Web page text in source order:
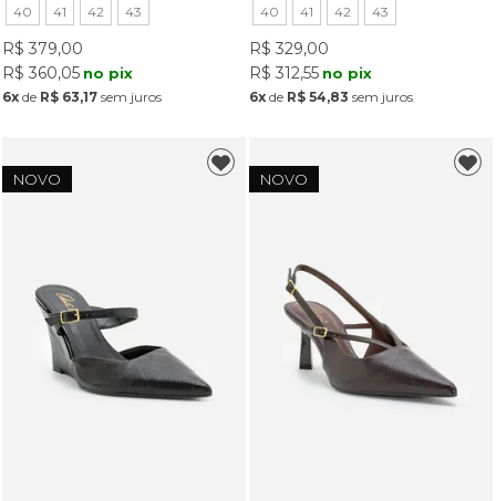
40 41 42 43
R$ 379,00
R$ 360,05 no pix
6xde R$ 63,17sem juros
40 41 42 43
R$ 329,00
R$ 312,55 no pix
6x de R$ 54,83 sem juros
NOVO NOVO